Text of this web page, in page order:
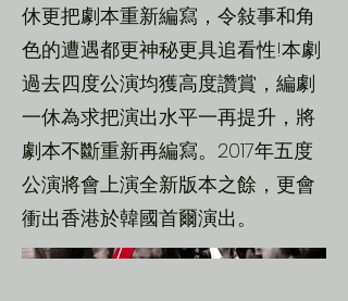
休更把劇本重新編寫，令敍事和角
色的遭遇都更神秘更具追看性!本劇
過去四度公演均獲高度讚賞，編劇
一休為求把演出水平一再提升，將
劇本不斷重新再編寫。2017年五度
公演將會上演全新版本之餘，更會
衝出香港於韓國首爾演出。